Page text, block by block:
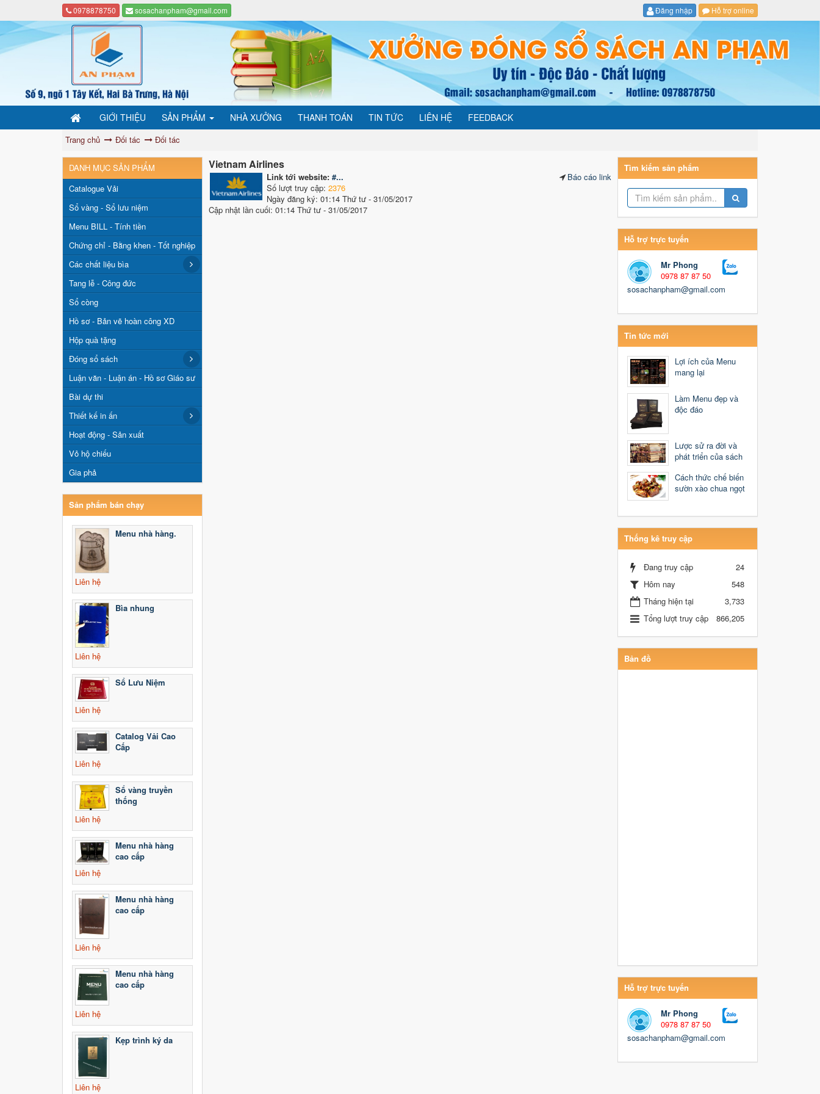
0978878750 sosachanpham@gmail.com Đăng nhập Hỗ trợ online
GIỚI THIỆU SẢN PHẨM NHÀ XƯỞNG THANH TOÁN TIN TỨC LIÊN HỆ FEEDBACK
Trang chủ Đối tác Đối tác
Vietnam Airlines
Báo cáo link
Link tới website: #...
Số lượt truy cập: 2376
Ngày đăng ký: 01:14 Thứ tư - 31/05/2017
Cập nhật lần cuối: 01:14 Thứ tư - 31/05/2017
DANH MỤC SẢN PHẨM
Catalogue Vải
Sổ vàng - Sổ lưu niệm
Menu BILL - Tính tiền
Chứng chỉ - Bằng khen - Tốt nghiệp
Các chất liệu bìa
Tang lễ - Công đức
Sổ còng
Hồ sơ - Bản vẽ hoàn công XD
Hộp quà tặng
Đóng sổ sách
Luận văn - Luận án - Hồ sơ Giáo sư
Bài dự thi
Thiết kế in ấn
Hoạt động - Sản xuất
Vỏ hộ chiếu
Gia phả
Sản phẩm bán chạy
Menu nhà hàng.
Liên hệ
Bìa nhung
Liên hệ
Sổ Lưu Niệm
Liên hệ
Catalog Vải Cao
Cấp
Liên hệ
Sổ vàng truyền
thống
Liên hệ
Menu nhà hàng
cao cấp
Liên hệ
Menu nhà hàng
cao cấp
Liên hệ
Menu nhà hàng
cao cấp
Liên hệ
Kẹp trình ký da
Liên hệ
Tìm kiếm sản phẩm
Hỗ trợ trực tuyến
Mr Phong
0978 87 87 50
sosachanpham@gmail.com
Tin tức mới
Lợi ích của Menu
mang lại
Làm Menu đẹp và
độc đáo
Lược sử ra đời và
phát triển của sách
Cách thức chế biến
sườn xào chua ngọt
Thống kê truy cập
Đang truy cập
24
Hôm nay
548
Tháng hiện tại
3,733
Tổng lượt truy cập
866,205
Bản đồ
Hỗ trợ trực tuyến
Mr Phong
0978 87 87 50
sosachanpham@gmail.com